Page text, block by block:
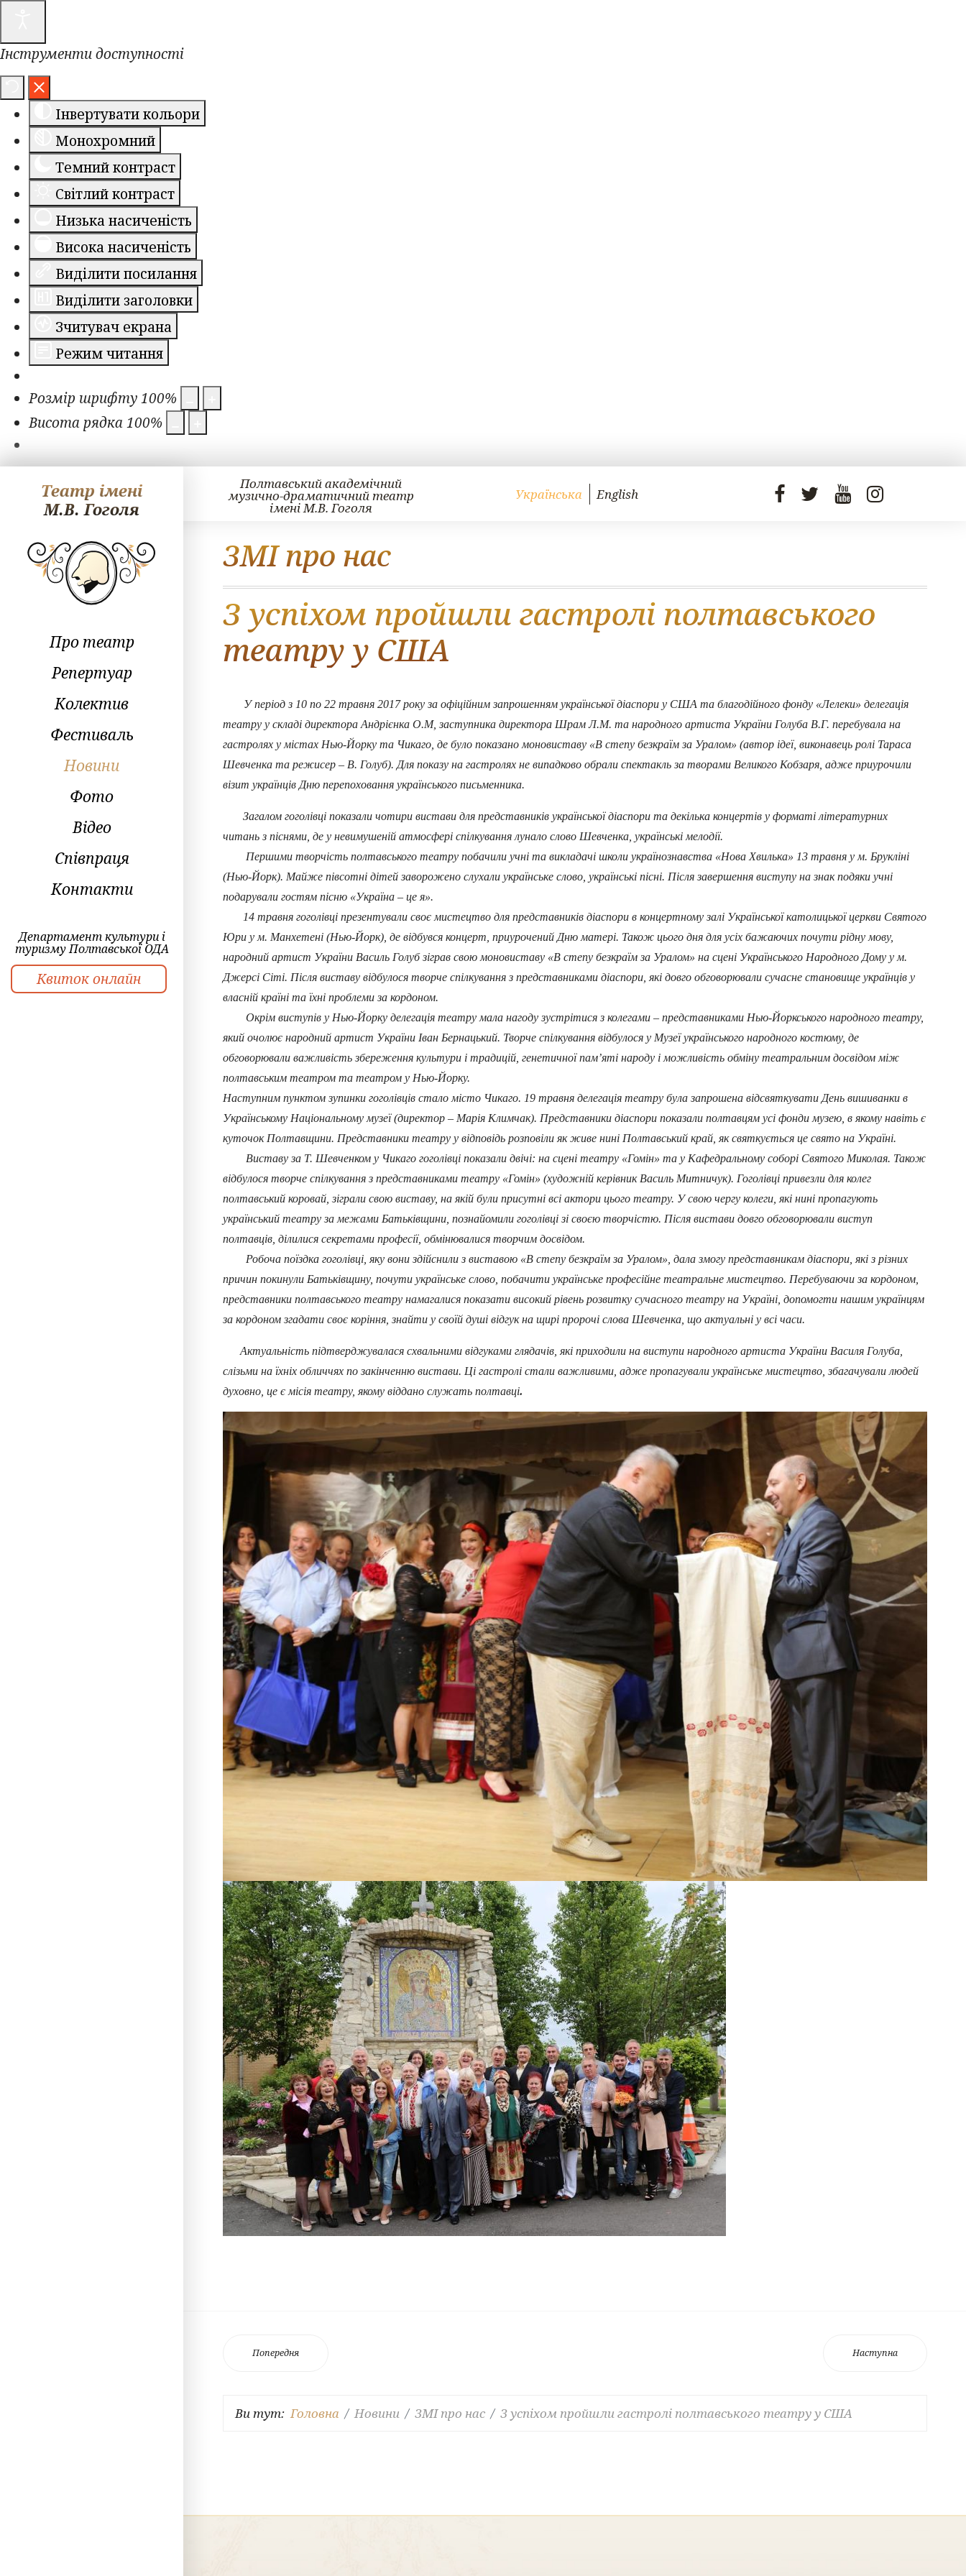
Інструменти доступності
Інвертувати кольори
Монохромний
Темний контраст
Світлий контраст
Низька насиченість
Висока насиченість
Виділити посилання
Виділити заголовки
Зчитувач екрана
Режим читання
Розмір шрифту100%
Висота рядка100%
Театр імені
М.В. Гоголя
Про театр
Репертуар
Колектив
Фестиваль
Новини
Фото
Відео
Співпраця
Контакти
Департамент культури і
туризму Полтавської ОДА
Квиток онлайн
Полтавський академічний
музично-драматичний театр
імені М.В. Гоголя
Українська English
ЗМІ про нас
З успіхом пройшли гастролі полтавського
театру у США
У період з 10 по 22 травня 2017 року за офіційним запрошенням української діаспори у США та благодійного фонду «Лелеки» делегація
театру у складі директора Андрієнка О.М, заступника директора Шрам Л.М. та народного артиста України Голуба В.Г. перебувала на
гастролях у містах Нью-Йорку та Чикаго, де було показано моновиставу «В степу безкраїм за Уралом» (автор ідеї, виконавець ролі Тараса
Шевченка та режисер – В. Голуб). Для показу на гастролях не випадково обрали спектакль за творами Великого Кобзаря, адже приурочили
візит українців Дню перепоховання українського письменника.
Загалом гоголівці показали чотири вистави для представників української діаспори та декілька концертів у форматі літературних
читань з піснями, де у невимушеній атмосфері спілкування лунало слово Шевченка, українські мелодії.
Першими творчість полтавського театру побачили учні та викладачі школи українознавства «Нова Хвилька» 13 травня у м. Брукліні
(Нью-Йорк). Майже півсотні дітей заворожено слухали українське слово, українські пісні. Після завершення виступу на знак подяки учні
подарували гостям пісню «Україна – це я».
14 травня гоголівці презентували своє мистецтво для представників діаспори в концертному залі Української католицької церкви Святого
Юри у м. Манхетені (Нью-Йорк), де відбувся концерт, приурочений Дню матері. Також цього дня для усіх бажаючих почути рідну мову,
народний артист України Василь Голуб зіграв свою моновиставу «В степу безкраїм за Уралом» на сцені Українського Народного Дому у м.
Джерсі Сіті. Після виставу відбулося творче спілкування з представниками діаспори, які довго обговорювали сучасне становище українців у
власній країні та їхні проблеми за кордоном.
Окрім виступів у Нью-Йорку делегація театру мала нагоду зустрітися з колегами – представниками Нью-Йоркського народного театру,
який очолює народний артист України Іван Бернацький. Творче спілкування відбулося у Музеї українського народного костюму, де
обговорювали важливість збереження культури і традицій, генетичної пам’яті народу і можливість обміну театральним досвідом між
полтавським театром та театром у Нью-Йорку.
Наступним пунктом зупинки гоголівців стало місто Чикаго. 19 травня делегація театру була запрошена відсвяткувати День вишиванки в
Українському Національному музеї (директор – Марія Климчак). Представники діаспори показали полтавцям усі фонди музею, в якому навіть є
куточок Полтавщини. Представники театру у відповідь розповіли як живе нині Полтавський край, як святкується це свято на Україні.
Виставу за Т. Шевченком у Чикаго гоголівці показали двічі: на сцені театру «Гомін» та у Кафедральному соборі Святого Миколая. Також
відбулося творче спілкування з представниками театру «Гомін» (художній керівник Василь Митничук). Гоголівці привезли для колег
полтавський коровай, зіграли свою виставу, на якій були присутні всі актори цього театру. У свою чергу колеги, які нині пропагують
український театру за межами Батьківщини, познайомили гоголівці зі своєю творчістю. Після вистави довго обговорювали виступ
полтавців, ділилися секретами професії, обмінювалися творчим досвідом.
Робоча поїздка гоголівці, яку вони здійснили з виставою «В степу безкраїм за Уралом», дала змогу представникам діаспори, які з різних
причин покинули Батьківщину, почути українське слово, побачити українське професійне театральне мистецтво. Перебуваючи за кордоном,
представники полтавського театру намагалися показати високий рівень розвитку сучасного театру на Україні, допомогти нашим українцям
за кордоном згадати своє коріння, знайти у своїй душі відгук на щирі пророчі слова Шевченка, що актуальні у всі часи.
Актуальність підтверджувалася схвальними відгуками глядачів, які приходили на виступи народного артиста України Василя Голуба,
слізьми на їхніх обличчях по закінченню вистави. Ці гастролі стали важливими, адже пропагували українське мистецтво, збагачували людей
духовно, це є місія театру, якому віддано служать полтавці.
Попередня Наступна
Ви тут:Головна Новини ЗМІ про нас З успіхом пройшли гастролі полтавського театру у США